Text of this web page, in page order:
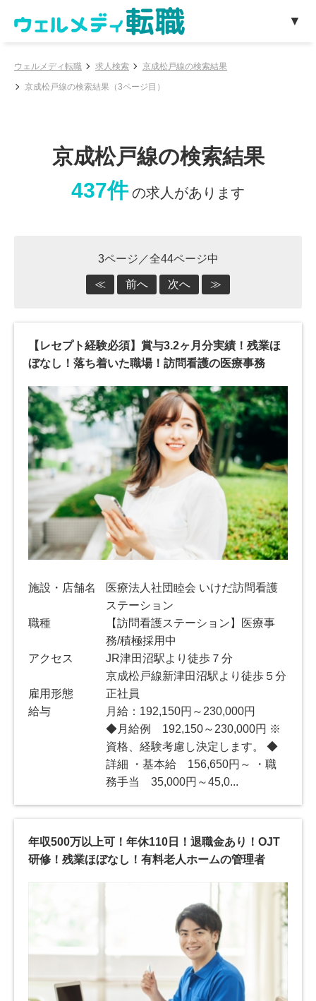
ウェルメディ転職 求人検索 京成松戸線の検索結果
京成松戸線の検索結果（3ページ目）
京成松戸線の検索結果
437件 の求人があります
3ページ／全44ページ中
≪ 前へ 次へ ≫
【レセプト経験必須】賞与3.2ヶ月分実績！残業ほ
ぼなし！落ち着いた職場！訪問看護の医療事務
施設・店舗名
医療法人社団睦会 いけだ訪問看護
ステーション
職種
【訪問看護ステーション】医療事
務/積極採用中
アクセス
JR津田沼駅より徒歩７分
京成松戸線新津田沼駅より徒歩５分
雇用形態
正社員
給与
月給：192,150円～230,000円
◆月給例 192,150～230,000円 ※
資格、経験考慮し決定します。 ◆
詳細 ・基本給 156,650円～ ・職
務手当 35,000円～45,0...
年収500万以上可！年休110日！退職金あり！OJT
研修！残業ほぼなし！有料老人ホームの管理者